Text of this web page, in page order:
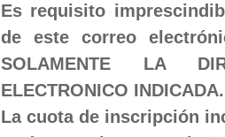
Es requisito
de este correo
SOLAMENTE LA
ELECTRONICO INDICADA.
La cuota de inscripción